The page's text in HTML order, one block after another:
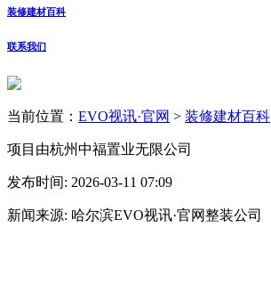
装修建材百科
联系我们
当前位置： EVO视讯·官网 > 装修建材百科
项目由杭州中福置业无限公司
发布时间: 2026-03-11 07:09
新闻来源: 哈尔滨EVO视讯·官网整装公司